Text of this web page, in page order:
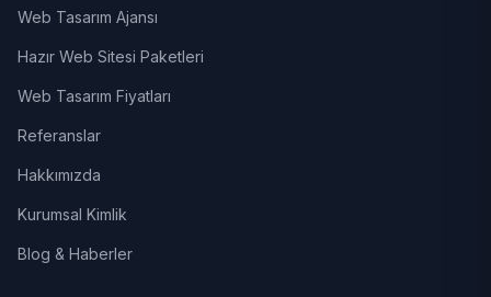
Web Tasarım Ajansı
Hazır Web Sitesi Paketleri
Web Tasarım Fiyatları
Referanslar
Hakkımızda
Kurumsal Kimlik
Blog & Haberler